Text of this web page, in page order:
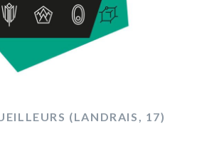
(LANDRAIS, 17)